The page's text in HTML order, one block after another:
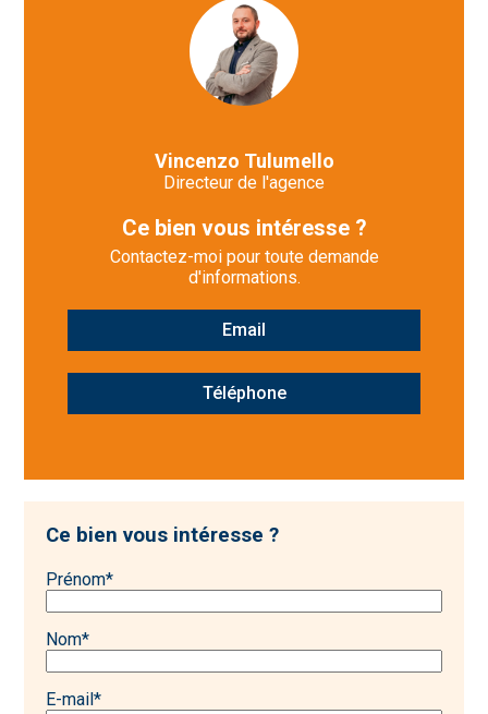
Vincenzo Tulumello
Directeur de l'agence
Ce bien vous intéresse ?
Contactez-moi pour toute demande
d'informations.
Email
Téléphone
Ce bien vous intéresse ?
Prénom*
Nom*
E-mail*